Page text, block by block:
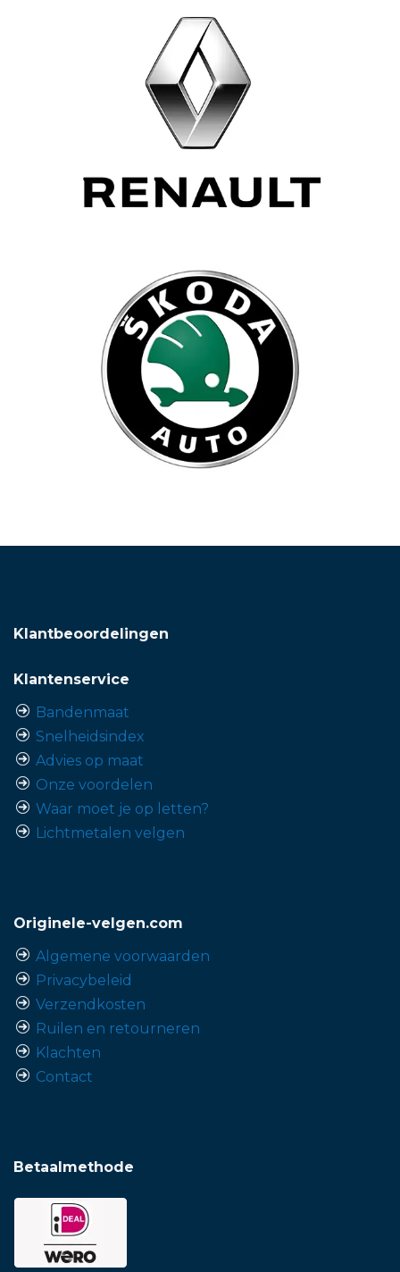
Klantbeoordelingen
Klantenservice
Bandenmaat
Snelheidsindex
Advies op maat
Onze voordelen
Waar moet je op letten?
Lichtmetalen velgen
Originele-velgen.com
Algemene voorwaarden
Privacybeleid
Verzendkosten
Ruilen en retourneren
Klachten
Contact
Betaalmethode